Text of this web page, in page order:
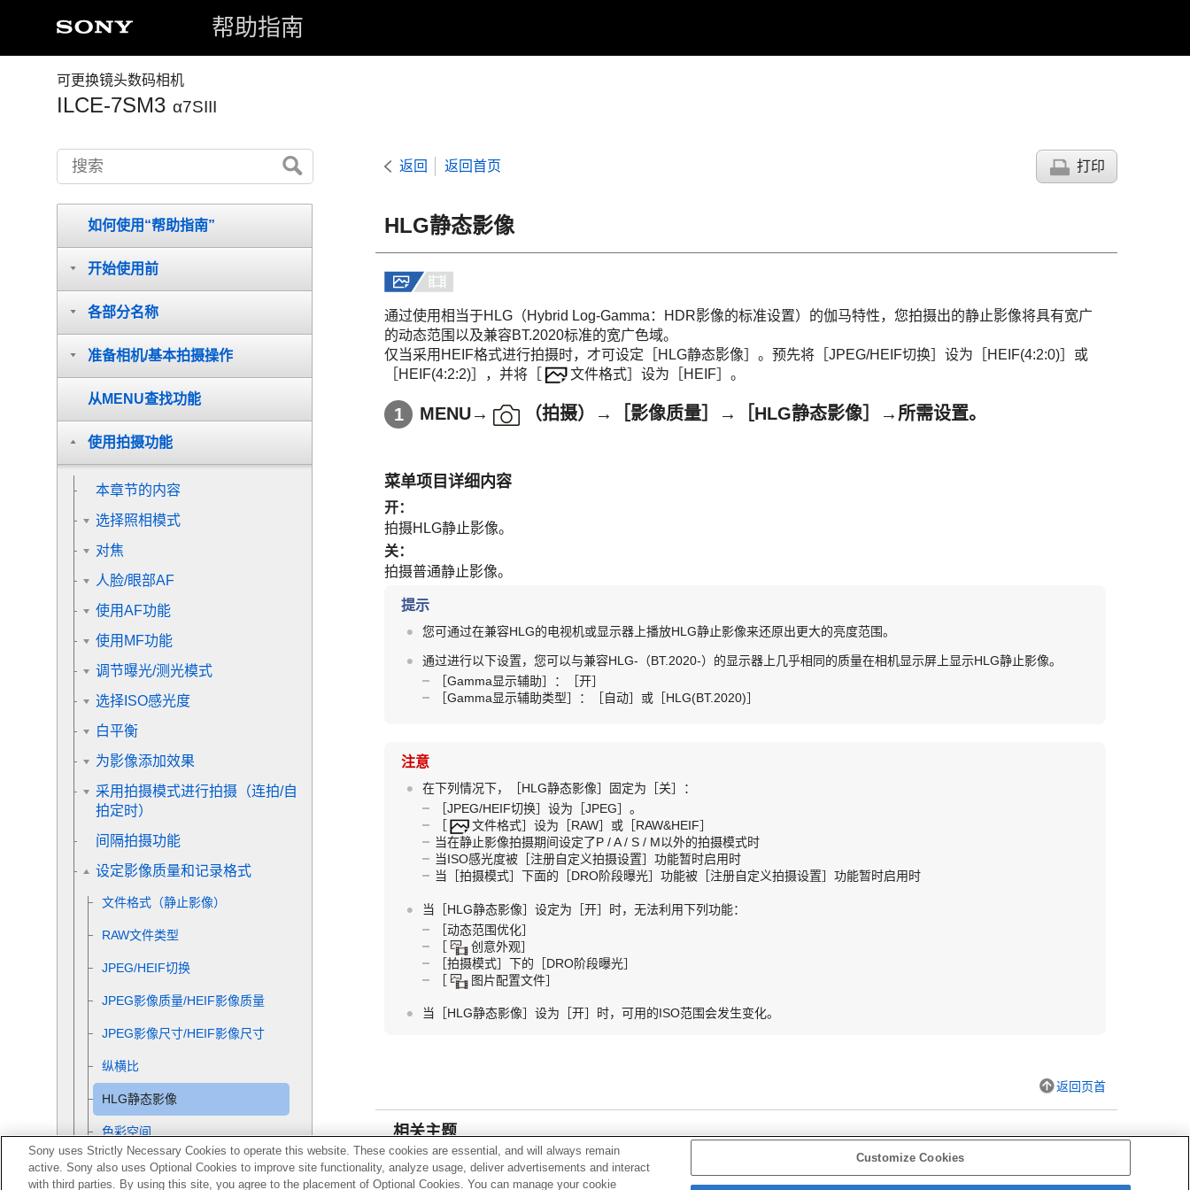
帮助指南
可更换镜头数码相机
ILCE-7SM3 α7SIII
返回 返回首页 打印
HLG静态影像
通过使用相当于HLG（Hybrid Log-Gamma：HDR影像的标准设置）的伽马特性，您拍摄出的静止影像将具有宽广
的动态范围以及兼容BT.2020标准的宽广色域。
仅当采用HEIF格式进行拍摄时，才可设定 ［HLG静态影像］ 。预先将 ［JPEG/HEIF切换］ 设为 ［HEIF(4:2:0)］ 或
［HEIF(4:2:2)］
，并将 文件格式］ 设为 ［HEIF］ 。
MENU→ （拍摄）→ ［影像质量］ → ［HLG静态影像］ →所需设置。
菜单项目详细内容
开：
拍摄HLG静止影像。
关：
拍摄普通静止影像。
提示
您可通过在兼容HLG的电视机或显示器上播放HLG静止影像来还原出更大的亮度范围。
通过进行以下设置，您可以与兼容HLG-（BT.2020-）的显示器上几乎相同的质量在相机显示屏上显示HLG静止影像。
［Gamma显示辅助］
：
［开］
［Gamma显示辅助类型］
： ［自动］ 或［HLG(BT.2020)］
注意
在下列情况下， ［HLG静态影像］ 固定为 ［关］
：
［JPEG/HEIF切换］ 设为 ［JPEG］ 。
文件格式］ 设为 ［RAW］ 或［RAW&HEIF］
当在静止影像拍摄期间设定了P / A / S / M以外的拍摄模式时
当ISO感光度被［注册自定义拍摄设置］ 功能暂时启用时
当 ［拍摄模式］ 下面的 ［DRO阶段曝光］ 功能被［注册自定义拍摄设置］ 功能暂时启用时
当 ［HLG静态影像］ 设定为 ［开］
时，无法利用下列功能：
［动态范围优化］
创意外观］
［拍摄模式］ 下的 ［DRO阶段曝光］
图片配置文件］
当 ［HLG静态影像］ 设为 ［开］ 时，可用的ISO范围会发生变化。
返回页首
相关主题
文件格式（静止影像）
如何使用“帮助指南”
开始使用前
各部分名称
准备相机/基本拍摄操作
从MENU查找功能
使用拍摄功能
本章节的内容
选择照相模式
对焦
人脸/眼部AF
使用AF功能
使用MF功能
调节曝光/测光模式
选择ISO感光度
白平衡
为影像添加效果
采用拍摄模式进行拍摄（连拍/自
拍定时）
间隔拍摄功能
设定影像质量和记录格式
文件格式（静止影像）
RAW文件类型
JPEG/HEIF切换
JPEG影像质量/HEIF影像质量
JPEG影像尺寸/HEIF影像尺寸
纵横比
HLG静态影像
色彩空间
文件格式（动态影像）
Sony uses Strictly Necessary Cookies to operate this website. These cookies are essential, and will always remain
active. Sony also uses Optional Cookies to improve site functionality, analyze usage, deliver advertisements and interact
with third parties. By using this site, you agree to the placement of Optional Cookies. You can manage your cookie
Customize Cookies